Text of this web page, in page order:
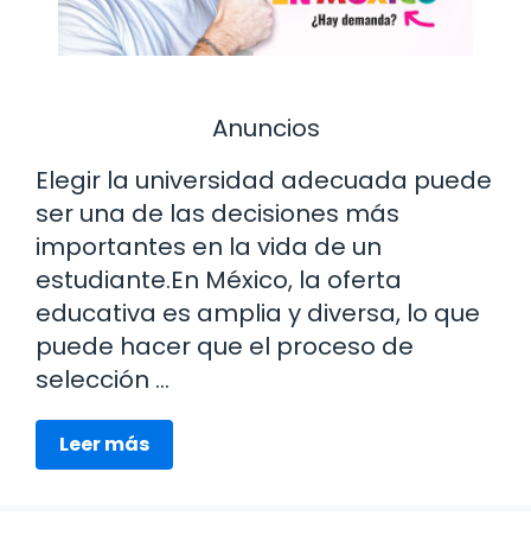
Anuncios
Elegir la universidad adecuada puede
ser una de las decisiones más
importantes en la vida de un
estudiante.En México, la oferta
educativa es amplia y diversa, lo que
puede hacer que el proceso de
selección …
Leer más